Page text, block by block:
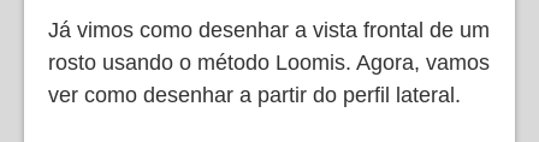
Já vimos como desenhar a vista frontal de um
rosto usando o método Loomis. Agora, vamos
ver como desenhar a partir do perfil lateral.